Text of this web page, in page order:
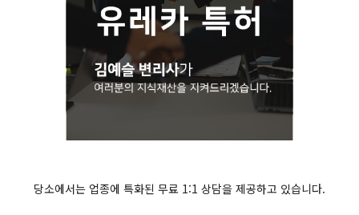
당소에서는 업종에 특화된 무료 1:1 상담을 제공하고 있습니다.